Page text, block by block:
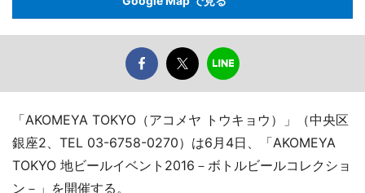
「AKOMEYA TOKYO（アコメヤ トウキョウ）」（中央区
銀座2、TEL 03-6758-0270）は6月4日、「AKOMEYA
TOKYO 地ビールイベント2016－ボトルビールコレクショ
ン－」を開催する。